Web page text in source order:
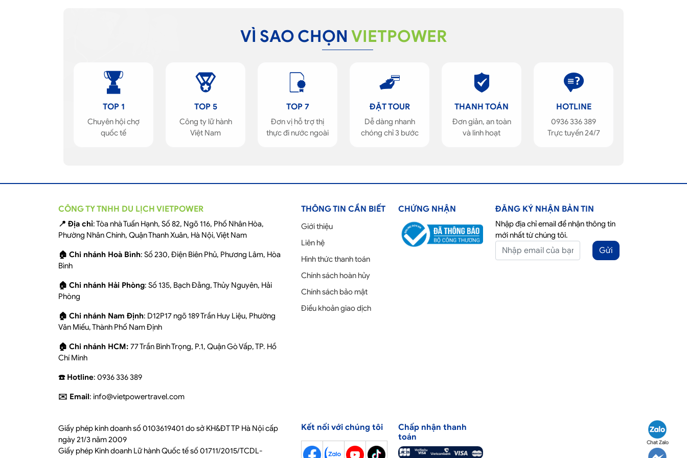
Chat Zalo
VÌ SAO CHỌN VIETPOWER
TOP 1
Chuyên hội chợ
quốc tế
TOP 5
Công ty lữ hành
Việt Nam
TOP 7
Đơn vị hỗ trợ thị
thực đi nước ngoài
ĐẶT TOUR
Dễ dàng nhanh
chóng chỉ 3 bước
THANH TOÁN
Đơn giản, an toàn
và linh hoạt
HOTLINE
0936 336 389
Trực tuyến 24/7
CÔNG TY TNHH DU LỊCH VIETPOWER
📍 Địa chỉ: Tòa nhà Tuấn Hạnh, Số 82, Ngõ 116, Phố Nhân Hòa,
Phường Nhân Chính, Quận Thanh Xuân, Hà Nội, Việt Nam
🏠 Chi nhánh Hoà Bình: Số 230, Điện Biên Phủ, Phương Lâm, Hòa
Bình
🏠 Chi nhánh Hải Phòng: Số 135, Bạch Đằng, Thủy Nguyên, Hải
Phòng
🏠 Chi nhánh Nam Định: D12P17 ngõ 189 Trần Huy Liệu, Phường
Văn Miếu, Thành Phố Nam Định
🏠 Chi nhánh HCM: 77 Trần Bình Trọng, P.1, Quận Gò Vấp, TP. Hồ
Chí Minh
☎️ Hotline: 0936 336 389
✉️ Email: info@vietpowertravel.com
THÔNG TIN CẦN BIẾT
Giới thiệu
Liên hệ
Hình thức thanh toán
Chính sách hoàn hủy
Chính sách bảo mật
Điều khoản giao dịch
CHỨNG NHẬN ĐĂNG KÝ NHẬN BẢN TIN
Nhập địa chỉ email để nhận thông tin
mới nhất từ chúng tôi.
Gửi
Giấy phép kinh doanh số 0103619401 do sở KH&ĐT TP Hà Nội cấp
ngày 21/3 năm 2009
Giấy phép Kinh doanh Lữ hành Quốc tế số 01711/2015/TCDL-
Kết nối với chúng tôi
Chấp nhận thanh
toán